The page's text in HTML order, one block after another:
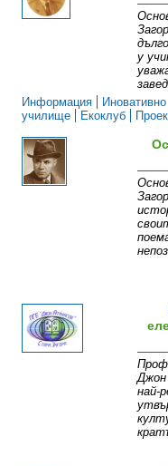
у
Информация
Иновативно
училище
Екоклуб
Джон
най-